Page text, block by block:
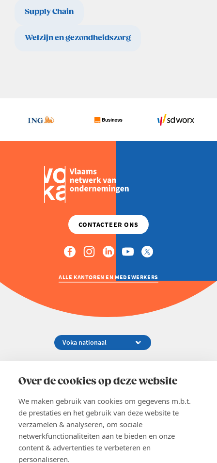
Over de cookies op deze website
We maken gebruik van cookies om gegevens m.b.t.
de prestaties en het gebruik van deze website te
verzamelen & analyseren, om sociale
netwerkfunctionaliteiten aan te bieden en onze
content & advertenties te verbeteren en
personaliseren.
Supply Chain
Welzijn en gezondheidszorg
ALLE KANTOREN EN MEDEWERKERS
02 229 81 11
EN